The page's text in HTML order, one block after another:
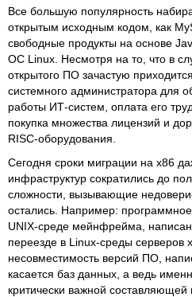
Все большую популярность
открытым исходным кодом, как
свободные продукты на основе
ОС Linux. Несмотря на то, что в
открытого ПО зачастую
системного администратора для
работы ИТ-систем, оплата его
покупка множества лицензий и
RISC-оборудования.
Сегодня сроки миграции на x86
инфраструктур сократились до
сложности, вызывающие
остались. Например:
UNIX-среде мейнфрейма,
переезде в Linux-среды серверов
несовместимость версий ПО,
касается баз данных, а ведь
критически важной составляющей